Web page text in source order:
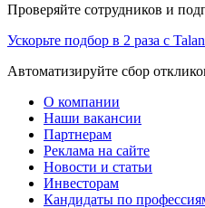
Проверяйте сотрудников и
Ускорьте подбор в 2 раза с
Автоматизируйте сбор
О компании
Наши вакансии
Партнерам
Реклама на сайте
Новости и статьи
Инвесторам
Кандидаты по